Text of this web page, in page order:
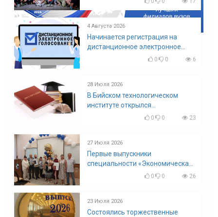
4 Августа 2026
Начинается регистрация на
дистанционное электронное
голосование на выборы!
0 0 6
28 Июля 2026
В Бийском технологическом
институте открылся
диссертационный совет!
0 0 23
27 Июля 2026
Первые выпускники
специальности «Экономическая
0 0 26
23 Июля 2026
Состоялись торжественные